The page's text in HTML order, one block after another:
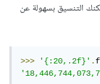
من بايثون فيمكنك التنسيق بسهولة عن
>>> '{:20,.2f}'.